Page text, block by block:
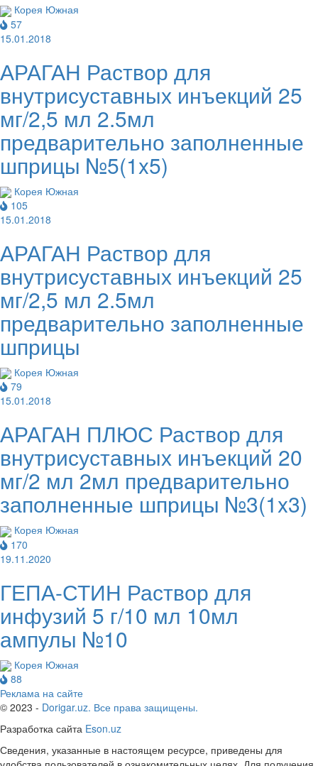
Корея Южная
57
15.01.2018
АРАГАН Раствор для
внутрисуставных инъекций 25
мг/2,5 мл 2.5мл
предварительно заполненные
шприцы №5(1x5)
Корея Южная
105
15.01.2018
АРАГАН Раствор для
внутрисуставных инъекций 25
мг/2,5 мл 2.5мл
предварительно заполненные
шприцы
Корея Южная
79
15.01.2018
АРАГАН ПЛЮС Раствор для
внутрисуставных инъекций 20
мг/2 мл 2мл предварительно
заполненные шприцы №3(1x3)
Корея Южная
170
19.11.2020
ГЕПА-СТИН Раствор для
инфузий 5 г/10 мл 10мл
ампулы №10
Корея Южная
88
Реклама на сайте
© 2023 - Dorigar.uz. Все права защищены.
Разработка сайта Eson.uz
Сведения, указанные в настоящем ресурсе, приведены для